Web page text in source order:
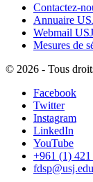
Contactez-
Annuaire
Webmail USJ
Mesures de
© 2026 - Tous
Facebook
Twitter
Instagram
LinkedIn
YouTube
+961 (1) 421